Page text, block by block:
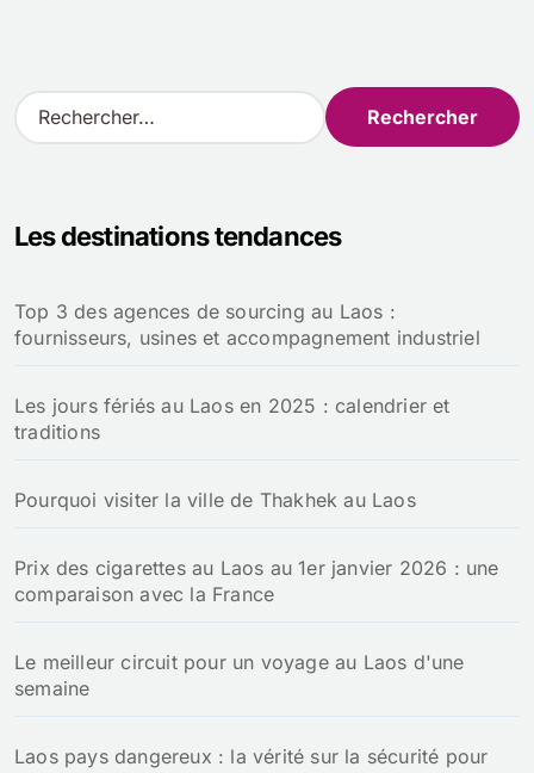
R
e
r
e
r
Les destinations tendances
Top 3 des agences de sourcing au Laos :
fournisseurs, usines et accompagnement industriel
Les jours fériés au Laos en 2025 : calendrier et
traditions
Pourquoi visiter la ville de Thakhek au Laos
Prix des cigarettes au Laos au 1er janvier 2026 : une
comparaison avec la France
Le meilleur circuit pour un voyage au Laos d'une
semaine
Laos pays dangereux : la vérité sur la sécurité pour